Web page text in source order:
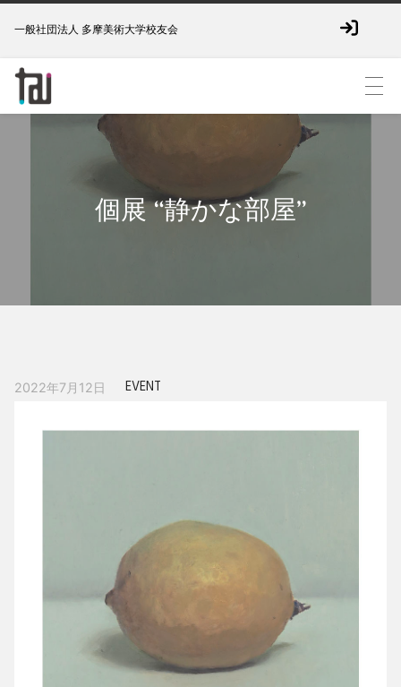
一般社団法人 多摩美術大学校友会
個展 “静かな部屋”
2022年7月12日 EVENT